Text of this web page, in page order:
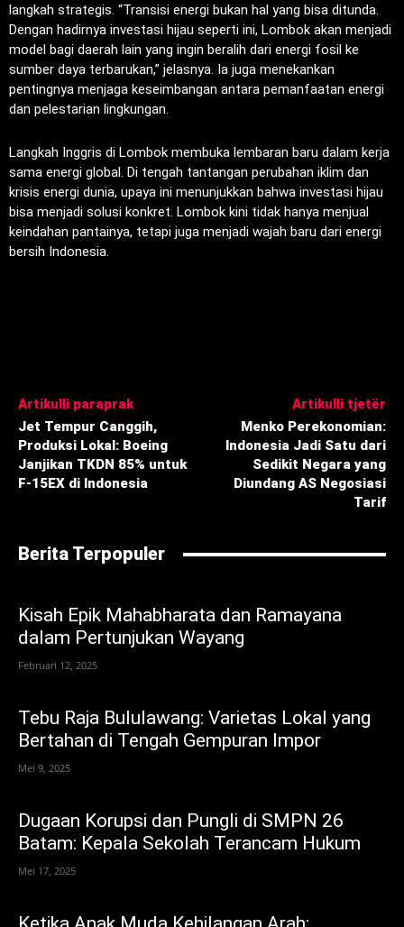
langkah strategis. “Transisi energi bukan hal yang bisa ditunda.
Dengan hadirnya investasi hijau seperti ini, Lombok akan menjadi
model bagi daerah lain yang ingin beralih dari energi fosil ke
sumber daya terbarukan,” jelasnya. Ia juga menekankan
pentingnya menjaga keseimbangan antara pemanfaatan energi
dan pelestarian lingkungan.
Langkah Inggris di Lombok membuka lembaran baru dalam kerja
sama energi global. Di tengah tantangan perubahan iklim dan
krisis energi dunia, upaya ini menunjukkan bahwa investasi hijau
bisa menjadi solusi konkret. Lombok kini tidak hanya menjual
keindahan pantainya, tetapi juga menjadi wajah baru dari energi
bersih Indonesia.
Artikulli paraprak
Jet Tempur Canggih,
Produksi Lokal: Boeing
Janjikan TKDN 85% untuk
F-15EX di Indonesia
Artikulli tjetër
Menko Perekonomian:
Indonesia Jadi Satu dari
Sedikit Negara yang
Diundang AS Negosiasi
Tarif
Berita Terpopuler
Kisah Epik Mahabharata dan Ramayana
dalam Pertunjukan Wayang
Februari 12, 2025
Tebu Raja Bululawang: Varietas Lokal yang
Bertahan di Tengah Gempuran Impor
Mei 9, 2025
Dugaan Korupsi dan Pungli di SMPN 26
Batam: Kepala Sekolah Terancam Hukum
Mei 17, 2025